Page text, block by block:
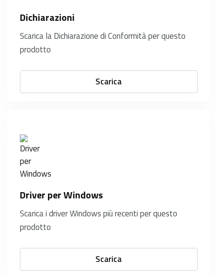
Dichiarazioni
Scarica la Dichiarazione di Conformità per questo
prodotto
Scarica
Driver per Windows
Scarica i driver Windows più recenti per questo
prodotto
Scarica